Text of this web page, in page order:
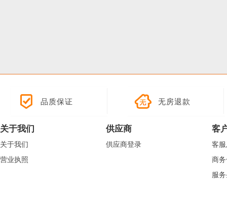
品质保证 无房退款
关于我们
关于我们
营业执照
供应商
供应商登录
客
客
商
服